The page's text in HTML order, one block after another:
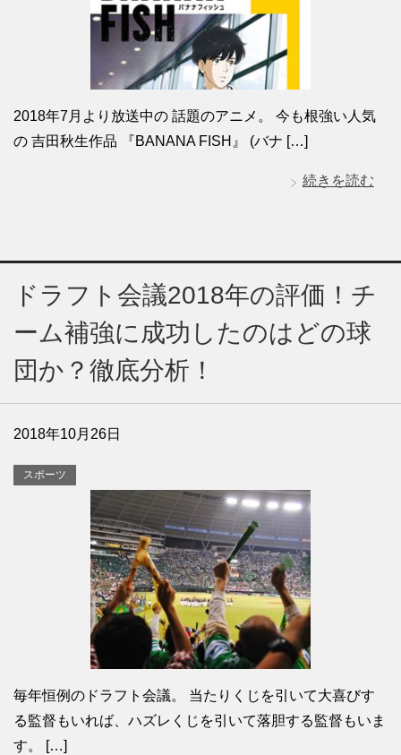
2018年7月より放送中の 話題のアニメ。 今も根強い人気
の 吉田秋生作品 『BANANA FISH』 (バナ […]
続きを読む
ドラフト会議2018年の評価！チ
ーム補強に成功したのはどの球
団か？徹底分析！
2018年10月26日
スポーツ
毎年恒例のドラフト会議。 当たりくじを引いて大喜びす
る監督もいれば、ハズレくじを引いて落胆する監督もいま
す。 […]